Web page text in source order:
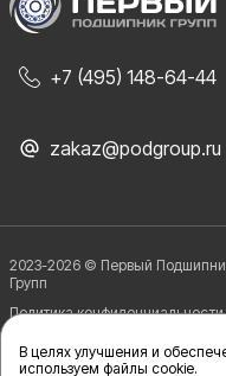
В целях улучшения и
используем файлы сookie.
+7 (495) 148-64-44
zakaz@podgroup.ru
2023-2026 © Первый
Групп
Политика конфиденциальности